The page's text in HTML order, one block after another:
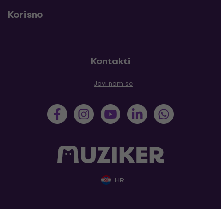
Korisno
Kontakti
Javi nam se
HR